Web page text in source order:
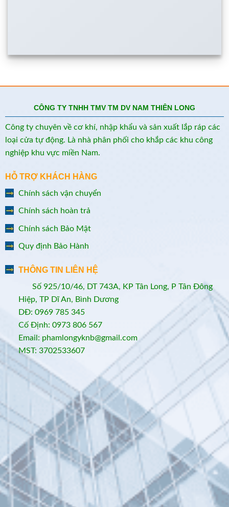
CÔNG TY TNHH TMV TM DV NAM THIÊN LONG
Công ty chuyên về cơ khí, nhập khẩu và sản xuất lắp ráp các
loại cửa tự động. Là nhà phân phối cho khắp các khu công
nghiệp khu vực miền Nam.
HỖ TRỢ KHÁCH HÀNG
Chính sách vận chuyển
Chính sách hoàn trả
Chính sách Bảo Mật
Quy định Bảo Hành
THÔNG TIN LIÊN HỆ
Số 925/10/46, DT 743A, KP Tân Long, P Tân Đông
Hiệp, TP Dĩ An, Bình Dương
DĐ: 0969 785 345
Cố Định: 0973 806 567
Email: phamlongyknb@gmail.com
MST: 3702533607